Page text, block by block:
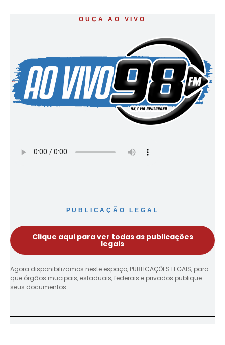
OUÇA AO VIVO
PUBLICAÇÃO LEGAL
Clique aqui para ver todas as publicações
legais
Agora disponibilizamos neste espaço, PUBLICAÇÕES LEGAIS, para
que órgãos mucipais, estaduais, federais e privados publique
seus documentos.